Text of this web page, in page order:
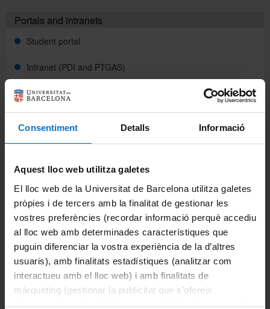
Consentiment Detalls Informació
Aquest lloc web utilitza galetes
El lloc web de la Universitat de Barcelona utilitza galetes
pròpies i de tercers amb la finalitat de gestionar les
vostres preferències (recordar informació perquè accediu
al lloc web amb determinades característiques que
puguin diferenciar la vostra experiència de la d’altres
usuaris), amb finalitats estadístiques (analitzar com
interactueu amb el lloc web) i amb finalitats de
màrqueting (gestionar la publicitat que s’ofereix
adequant-la en funció dels vostres hàbits de navegació).
Directory
Català
Studies
Bachelor's degree
Portals and intranets
Student portal
Intranet (PDI and PTGAS)
Campus Virtual
Students
Frequently Asked Questions
Academic procedures
Mobility
Career opportunities